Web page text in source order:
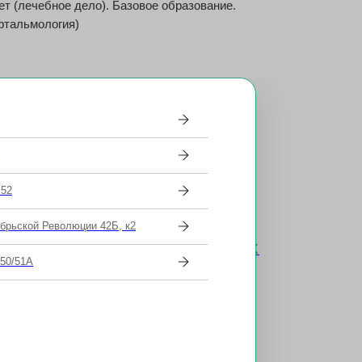
(лечебное дело). Базовое образование.
коррекция зрения LASIK и ФРК
и SuperFemtoLasik
Революции 42Б, к2
51А